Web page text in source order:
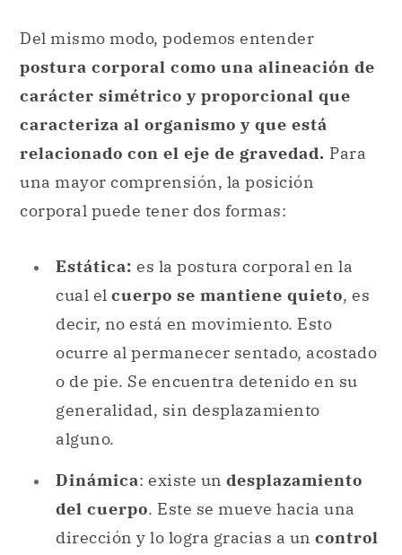
Del mismo modo, podemos entender
postura corporal como una alineación de
carácter simétrico y proporcional que
caracteriza al organismo y que está
relacionado con el eje de gravedad. Para
una mayor comprensión, la posición
corporal puede tener dos formas:
Estática: es la postura corporal en la
cual el cuerpo se mantiene quieto, es
decir, no está en movimiento. Esto
ocurre al permanecer sentado, acostado
o de pie. Se encuentra detenido en su
generalidad, sin desplazamiento
alguno.
Dinámica: existe un desplazamiento
del cuerpo. Este se mueve hacia una
dirección y lo logra gracias a un control